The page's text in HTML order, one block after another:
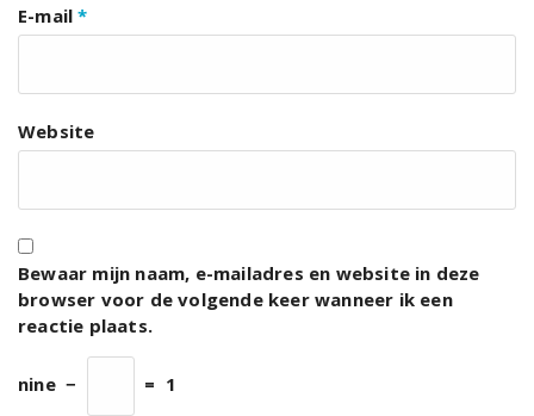
E-mail*
Website
Bewaar mijn naam, e-mailadres en website in deze
browser voor de volgende keer wanneer ik een
reactie plaats.
nine − = 1